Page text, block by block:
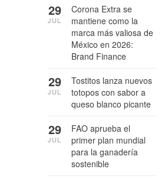
Corona Extra se
mantiene como la
marca más valiosa de
México en 2026:
Brand Finance
29
JUL
Tostitos lanza nuevos
totopos con sabor a
queso blanco picante
29
JUL
FAO aprueba el
primer plan mundial
para la ganadería
sostenible
29
JUL